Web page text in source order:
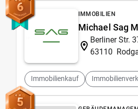
6 IMMOBILIEN
Michael Sag
Berliner Str.
63110
Immobilienkauf
5